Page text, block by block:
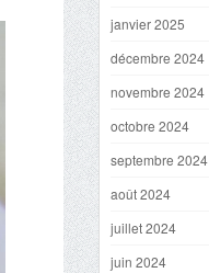
janvier 2025
décembre 2024
novembre 2024
octobre 2024
septembre 2024
août 2024
juillet 2024
juin 2024